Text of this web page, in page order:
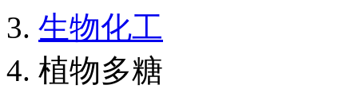
生物化工
植物多糖